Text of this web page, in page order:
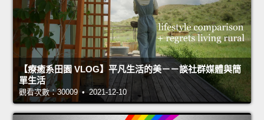
【療癒系田園 VLOG】平凡生活的美－－談社群媒體與簡
單生活
觀看次數：30009 • 2021-12-10